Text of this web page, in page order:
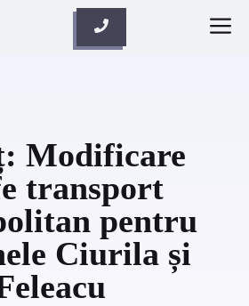
Modificare
transport
pentru
Ciurila și